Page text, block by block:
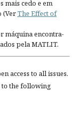
mais cedo e em
(VerThe Effect of
máquina encontra-
pela MATLIT.
access to all issues.
the following